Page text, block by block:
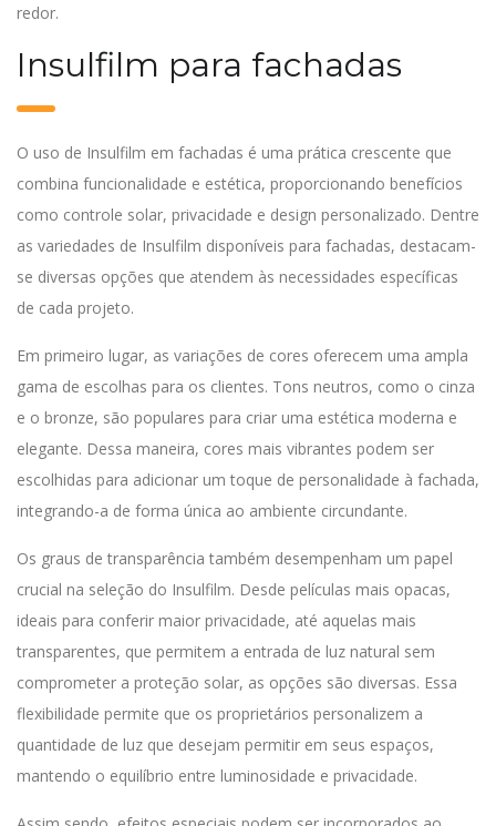
redor.
Insulfilm para fachadas
O uso de Insulfilm em fachadas é uma prática crescente que
combina funcionalidade e estética, proporcionando benefícios
como controle solar, privacidade e design personalizado. Dentre
as variedades de Insulfilm disponíveis para fachadas, destacam-
se diversas opções que atendem às necessidades específicas
de cada projeto.
Em primeiro lugar, as variações de cores oferecem uma ampla
gama de escolhas para os clientes. Tons neutros, como o cinza
e o bronze, são populares para criar uma estética moderna e
elegante. Dessa maneira, cores mais vibrantes podem ser
escolhidas para adicionar um toque de personalidade à fachada,
integrando-a de forma única ao ambiente circundante.
Os graus de transparência também desempenham um papel
crucial na seleção do Insulfilm. Desde películas mais opacas,
ideais para conferir maior privacidade, até aquelas mais
transparentes, que permitem a entrada de luz natural sem
comprometer a proteção solar, as opções são diversas. Essa
flexibilidade permite que os proprietários personalizem a
quantidade de luz que desejam permitir em seus espaços,
mantendo o equilíbrio entre luminosidade e privacidade.